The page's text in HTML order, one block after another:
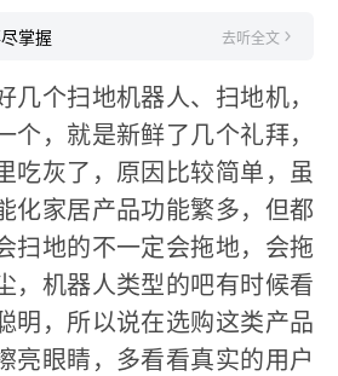
掌握 去听全文
几个扫地机器人、扫地机，
个，就是新鲜了几个礼拜，
吃灰了，原因比较简单，虽
化家居产品功能繁多，但都
扫地的不一定会拖地，会拖
，机器人类型的吧有时候看
明，所以说在选购这类产品
亮眼睛，多看看真实的用户